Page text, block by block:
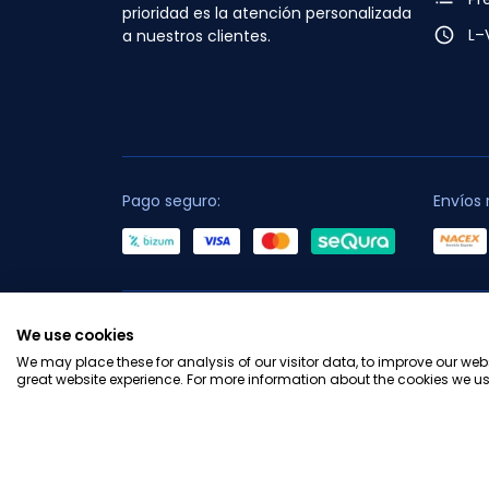
prioridad es la atención personalizada
a nuestros clientes.
access_time
Pago seguro: Envíos
We use cookies
We may place these for analysis of our visitor data, to improve our
great website experience. For more information about the cookies we